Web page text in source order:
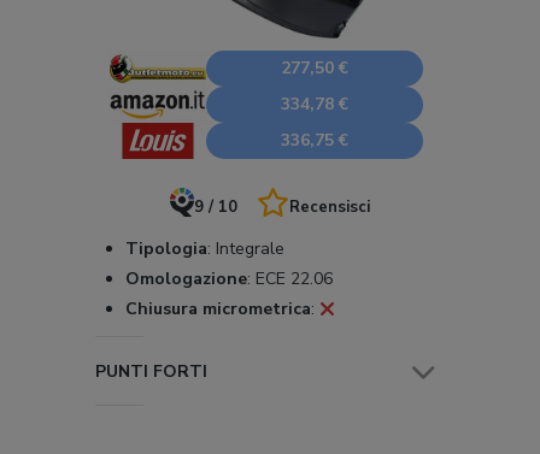
277,50 €
334,78 €
336,75 €
9 / 10 Recensisci
Tipologia: Integrale
Omologazione: ECE 22.06
Chiusura micrometrica:
PUNTI FORTI